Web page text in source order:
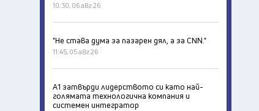
10:30, 06 авг 26
"Не става дума за пазарен дял, а за CNN."
11:45, 05 авг 26
А1 затвърди лидерството си като най-
голямата технологична компания и
системен интегратор